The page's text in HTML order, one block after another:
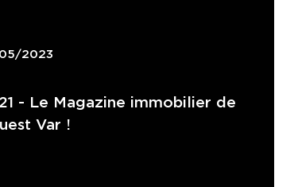
2023
- Le Magazine immobilier de
Var !